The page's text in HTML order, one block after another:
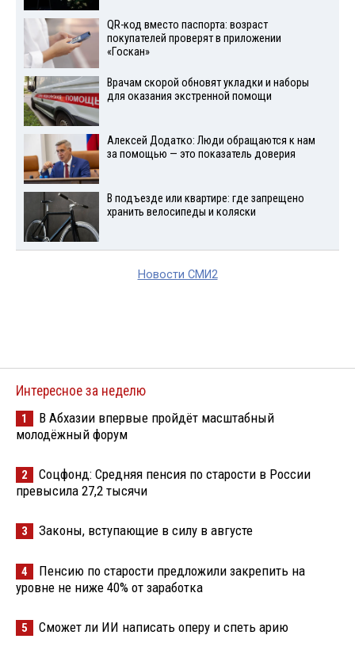
QR-код вместо паспорта: возраст
покупателей проверят в приложении
«Госкан»
Врачам скорой обновят укладки и наборы
для оказания экстренной помощи
Алексей Додатко: Люди обращаются к нам
за помощью — это показатель доверия
В подъезде или квартире: где запрещено
хранить велосипеды и коляски
Новости СМИ2
Интересное за неделю
1
В Абхазии впервые пройдёт масштабный
молодёжный форум
2
Соцфонд: Средняя пенсия по старости в России
превысила 27,2 тысячи
3 Законы, вступающие в силу в августе
4
Пенсию по старости предложили закрепить на
уровне не ниже 40% от заработка
5 Сможет ли ИИ написать оперу и спеть арию